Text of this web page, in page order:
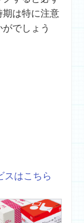
期は特に注意
でしょう
スはこちら